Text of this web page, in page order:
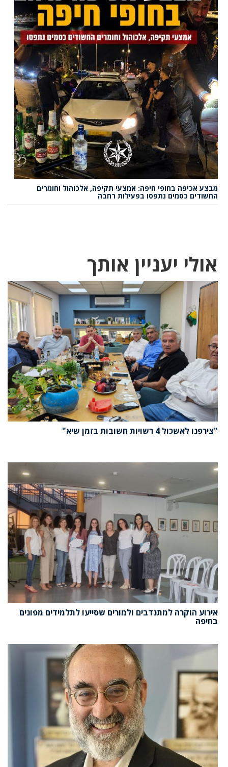
מבצע אכיפה בחופי חיפה: אמצעי תקיפה, אלכוהול וחומרים
החשודים כסמים נתפסו בפעילות רחבה
אולי יעניין אותך
"צירפנו לאשכול 4 רשויות חשובות בזמן שיא"
אירוע הוקרה למתנדבים ולמורים שסייעו לתלמידים מפונים
בחיפה